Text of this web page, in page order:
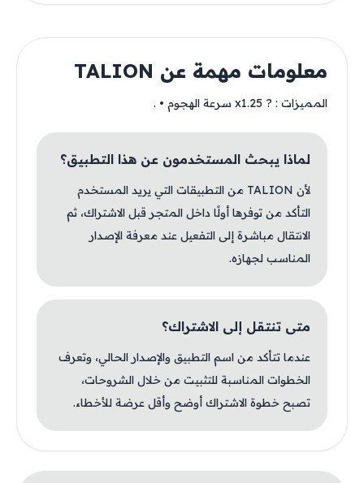
معلومات مهمة عن TALION
المميزات : ? x1.25 سرعة الهجوم • .
لماذا يبحث المستخدمون عن هذا التطبيق؟
لأن TALION من التطبيقات التي يريد المستخدم
التأكد من توفرها أولًا داخل المتجر قبل الاشتراك، ثم
الانتقال مباشرة إلى التفعيل عند معرفة الإصدار
المناسب لجهازه.
متى تنتقل إلى الاشتراك؟
عندما تتأكد من اسم التطبيق والإصدار الحالي، وتعرف
الخطوات المناسبة للتثبيت من خلال الشروحات،
تصبح خطوة الاشتراك أوضح وأقل عرضة للأخطاء.